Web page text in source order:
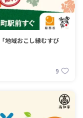
地域おこし縁むすび
9